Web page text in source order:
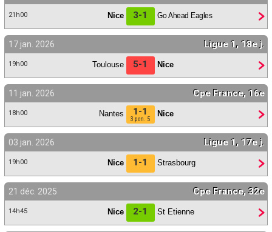
21h00 Nice 3-1 Go Ahead Eagles
17 jan. 2026 Ligue 1, 18e j.
19h00 Toulouse 5-1 Nice
11 jan. 2026 Cpe France, 16e
18h00 Nantes 1-1
3 pen. 5
Nice
03 jan. 2026 Ligue 1, 17e j.
19h00 Nice 1-1 Strasbourg
21 déc. 2025 Cpe France, 32e
14h45 Nice 2-1 St Etienne